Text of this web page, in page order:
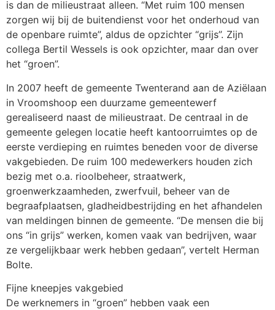
is dan de milieustraat alleen. “Met ruim 100 mensen
zorgen wij bij de buitendienst voor het onderhoud van
de openbare ruimte”, aldus de opzichter “grijs”. Zijn
collega Bertil Wessels is ook opzichter, maar dan over
het “groen”.
In 2007 heeft de gemeente Twenterand aan de Aziëlaan
in Vroomshoop een duurzame gemeentewerf
gerealiseerd naast de milieustraat. De centraal in de
gemeente gelegen locatie heeft kantoorruimtes op de
eerste verdieping en ruimtes beneden voor de diverse
vakgebieden. De ruim 100 medewerkers houden zich
bezig met o.a. rioolbeheer, straatwerk,
groenwerkzaamheden, zwerfvuil, beheer van de
begraafplaatsen, gladheidbestrijding en het afhandelen
van meldingen binnen de gemeente. “De mensen die bij
ons “in grijs” werken, komen vaak van bedrijven, waar
ze vergelijkbaar werk hebben gedaan”, vertelt Herman
Bolte.
Fijne kneepjes vakgebied
De werknemers in “groen” hebben vaak een